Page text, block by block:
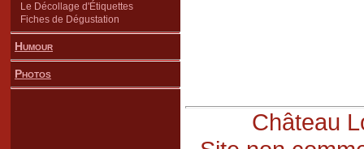
Le Décollage d'Étiquettes
Fiches de Dégustation
Humour
Photos
Château